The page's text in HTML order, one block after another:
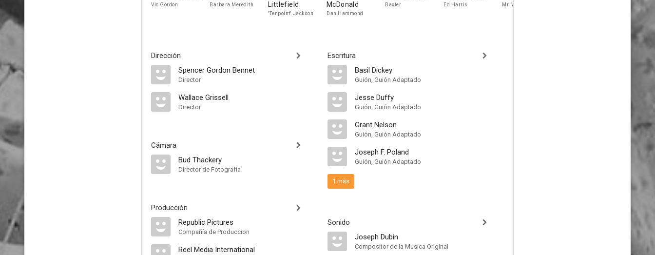
Vic Gordon Barbara Meredith
Littlefield
'Tenpoint' Jackson
McDonald
Dan Hammond
Baxter Ed Harris Mr. Walsh
Dirección
Spencer Gordon Bennet
Director
Wallace Grissell
Director
Cámara
Bud Thackery
Director de Fotografía
Producción
Republic Pictures
Compañía de Produccion
Reel Media International
Escritura
Basil Dickey
Guión, Guión Adaptado
Jesse Duffy
Guión, Guión Adaptado
Grant Nelson
Guión, Guión Adaptado
Joseph F. Poland
Guión, Guión Adaptado
1 más
Sonido
Joseph Dubin
Compositor de la Música Original